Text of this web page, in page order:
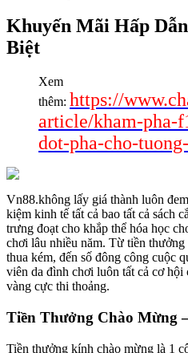
Khuyến Mãi Hấp
Biệt
Xem
thêm: https://
article/kham-pha-
dot-pha-cho-
Vn88.không lấy giá thành luôn
kiệm kinh tế tất cả bao tất cả sách
trưng đoạt cho khắp thể hóa học
chơi lâu nhiều năm. Từ tiền
thua kém, đến số đông công cuộc
viên da đình chơi luôn tất cả cơ
vàng cực thi thoảng.
Tiền Thưởng Chào Mừng
Tiền thưởng kính chào mừng là 1